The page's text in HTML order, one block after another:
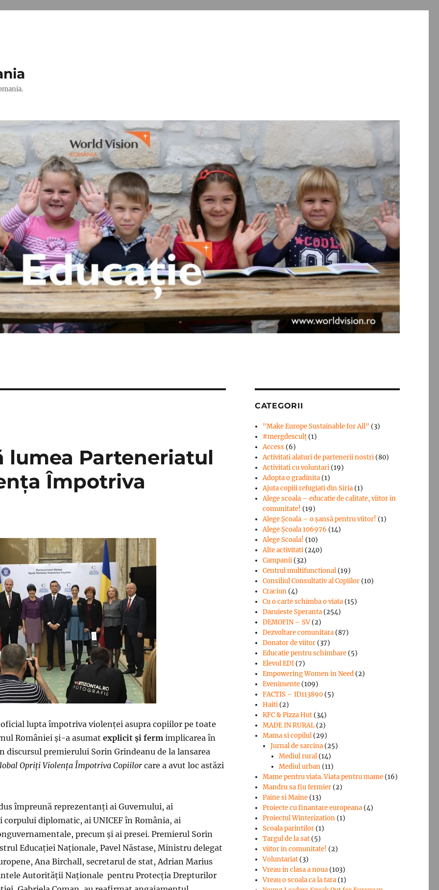
lumea Parteneriatul
Împotriva
oficial lupta împotriva violenței asupra copiilor pe toate
României și-a asumat explicit și fermimplicarea în
discursul premierului Sorin Grindeanu de la lansarea
Opriți Violența Împotriva Copiilorcare a avut loc astăzi
împreună reprezentanți ai Guvernului, ai
corpului diplomatic, ai UNICEF în România, ai
precum și ai presei. Premierul Sorin
Educației Naționale, Pavel Năstase, Ministru delegat
Ana Birchall, secretarul de stat, Adrian Marius
Autorității Naționale pentru Protecția Drepturilor
CATEGORII
"Make Europe Sustainable for All" (3)
#mergdesculţ (1)
Access (6)
Activitati alaturi de partenerii nostri (80)
Activitati cu voluntari (19)
Adopta o gradinita (1)
Ajuta copiii refugiati din Siria (1)
Alege scoala – educatie de calitate, viitor in
comunitate! (19)
Alege Şcoala – o şansă pentru viitor! (1)
Alege Școala 106976 (14)
Alege Scoala! (10)
Alte activitati (240)
Campanii (32)
Centrul multifunctional (19)
Consiliul Consultativ al Copiilor (10)
Craciun (4)
Cu o carte schimba o viata (15)
Daruieste Speranta (254)
DEMOFIN – SV (2)
Dezvoltare comunitara (87)
Donator de viitor (37)
Educatie pentru schimbare (5)
Elevul EDI (7)
Empowering Women in Need (2)
Evenimente (109)
FACTIS – ID113890 (5)
Haiti (2)
KFC & Pizza Hut (34)
MADE IN RURAL (2)
Mama si copilul (29)
Jurnal de sarcina (25)
Mediul rural(14)
Mediul urban(11)
Mame pentru viata. Viata pentru mame (16)
Mandru sa fiu fermier (2)
Paine si Maine (13)
Proiecte cu finantare europeana (4)
Proiectul Winterization (1)
Scoala parintilor (1)
Targul de la sat (5)
viitor in comunitate! (2)
Voluntariat (3)
Vreau in clasa a noua (103)
Vreau o scoala ca la tara (1)